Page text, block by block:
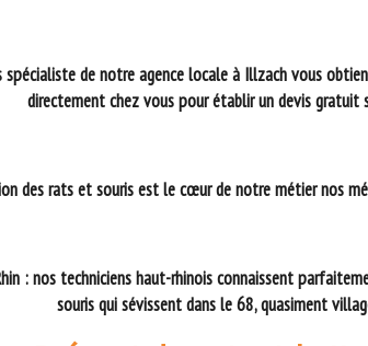
de notre agence locale à Illzach vous
directement chez vous pour établir un devis gratuit
des rats et souris est le cœur de notre métier nos
: nos techniciens haut-rhinois connaissent
souris qui sévissent dans le 68, quasiment